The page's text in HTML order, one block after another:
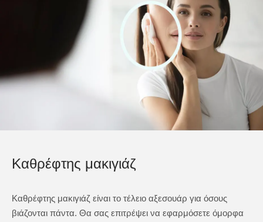
Καθρέφτης μακιγιάζ
Καθρέφτης μακιγιάζ είναι το τέλειο αξεσουάρ για όσους
βιάζονται πάντα. Θα σας επιτρέψει να εφαρμόσετε όμορφα